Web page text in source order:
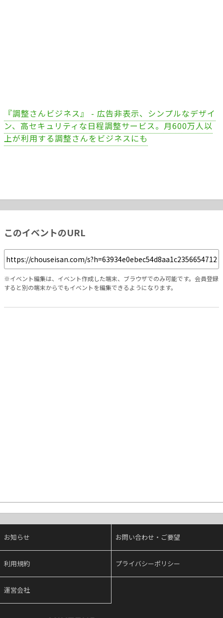
『調整さんビジネス』 - 広告非表示、シンプルなデザイ
ン、高セキュリティな日程調整サービス。月600万人以
上が利用する調整さんをビジネスにも
このイベントのURL
※イベント編集は、イベント作成した端末、ブラウザでのみ可能です。会員登録
すると別の端末からでもイベントを編集できるようになります。
お知らせ お問い合わせ・ご要望
利用規約 プライバシーポリシー
運営会社